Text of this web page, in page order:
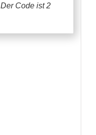
Der Code ist 2